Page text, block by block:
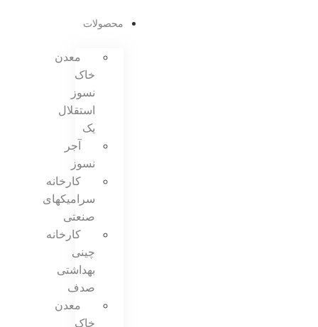
محصولات
معدن
خاک
نسوز
استقلال
یک
آجر
نسوز
کارخانه
سرامیکهای
صنعتی
کارخانه
چینی
بهداشتی
صدف
معدن
خاک